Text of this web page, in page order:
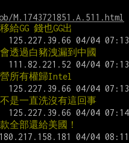
M.1743721851.A.511.html
給GG 錢也GG出
透過白豬洩漏到中國
所有權歸Intel
是一直洗沒有這回事
全部還給美國！